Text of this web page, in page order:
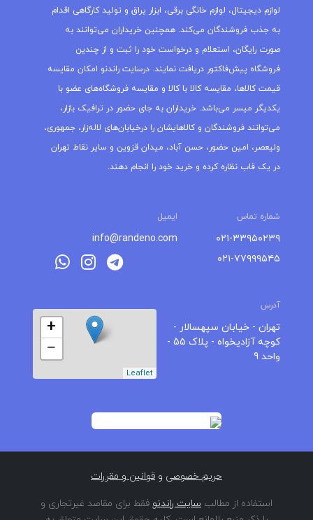
لوازم دیجیتال، لوازم خانگی برقی، ابزار یراق و تولید کارگاهی اقدام
به جذب فروشندگان می‌کند. همچنین خریداران می‌توانند به
صورت رایگان، استعلام و درخواست خود را ثبت و از چندین
فروشگاه پیش‌فاکتور دریافت نمایند. درسایت راندنو امکان مقایسه
قیمت کالاها، مقایسه کالا با کالا و مقایسه فروشگاه‌های عضو با
یکدیگر میسر می‌باشد. خریداران به جای حضور در ترافیک بازار،
می‌توانند فروشندگان و کالاهایشان را درخیابان‌های لاله‌زار، جمهوری،
ولیعصر، امین حضور، حسن آباد، میدان قزوین و سایر نقاط تهران
در یک قاب نظاره کرده و خرید خود را انجام دهند.
شماره تماس ایمیل
۰۲۱-۳۳۹۵۰۲۳۹
۰۲۱-۷۷۹۹۹۵۴۵
info@randeno.com
آدرس
تهران - خیابان سپهسالار -
کوچه آزادیخواه - پلاک 55 -
واحد 9
+
−
Leaflet
حریم خصوصی و قوانین و مقررات
استفاده از مطالب سایت راندنو فقط برای مقاصد غیرتجاری و